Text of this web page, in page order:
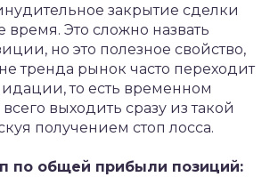
закрытие сделки
время. Это сложно назвать
но это полезное свойство,
тренда рынок часто переходит
то есть временном
выходить сразу из такой
получением стоп лосса.
по общей прибыли позиций: